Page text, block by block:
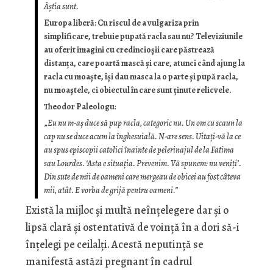
Ăștia sunt.
Europa liberă: Cu riscul de a vulgariza prin
simplificare, trebuie pupată racla sau nu? Televiziunile
au oferit imagini cu credincioșii care păstrează
distanța, care poartă mască și care, atunci când ajung la
racla cu moaște, își dau masca la o parte și pupă racla,
nu moaștele, ci obiectul în care sunt ținute relicvele.
Theodor Paleologu:
„Eu nu m-aș duce să pup racla, categoric nu. Un om cu scaun la
cap nu se duce acum la înghesuială. N-are sens. Uitați-vă la ce
au spus episcopii catolici înainte de pelerinajul de la Fatima
sau Lourdes. ‘Asta e situația. Prevenim. Vă spunem: nu veniți’.
Din sute de mii de oameni care mergeau de obicei au fost câteva
mii, atât. E vorba de grijă pentru oameni.”
Există la mijloc şi multă neînţelegere dar şi o
lipsă clară şi ostentativă de voinţă în a dori să-i
înţelegi pe ceilalţi. Acestă neputinţă se
manifestă astăzi pregnant în cadrul